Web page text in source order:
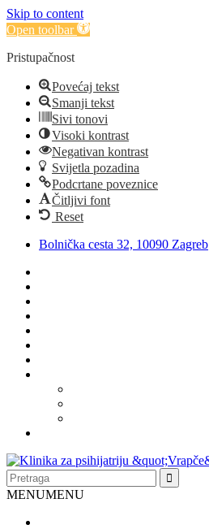
Skip to content
Open toolbar
Pristupačnost
Povećaj tekst
Smanji tekst
Sivi tonovi
Visoki kontrast
Negativan kontrast
Svijetla pozadina
Podcrtane poveznice
Čitljivi font
Reset
Bolnička cesta 32, 10090 Zagreb
MENUMENU